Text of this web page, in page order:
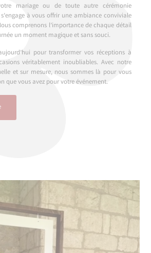
mariage ou de toute autre cérémonie
à vous offrir une ambiance conviviale
comprenons l’importance de chaque détail
un moment magique et sans souci.
pour transformer vos réceptions à
véritablement inoubliables. Avec notre
et sur mesure, nous sommes là pour vous
que vous avez pour votre événement.